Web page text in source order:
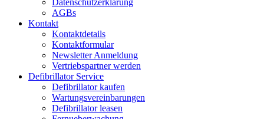
AGBs
Kontakt
Kontaktdetails
Kontaktformular
Newsletter Anmeldung
Vertriebspartner werden
Defibrillator Service
Defibrillator kaufen
Wartungsvereinbarungen
Defibrillator leasen